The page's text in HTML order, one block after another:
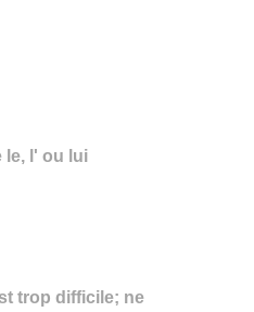
le, l' ou lui
trop difficile; ne